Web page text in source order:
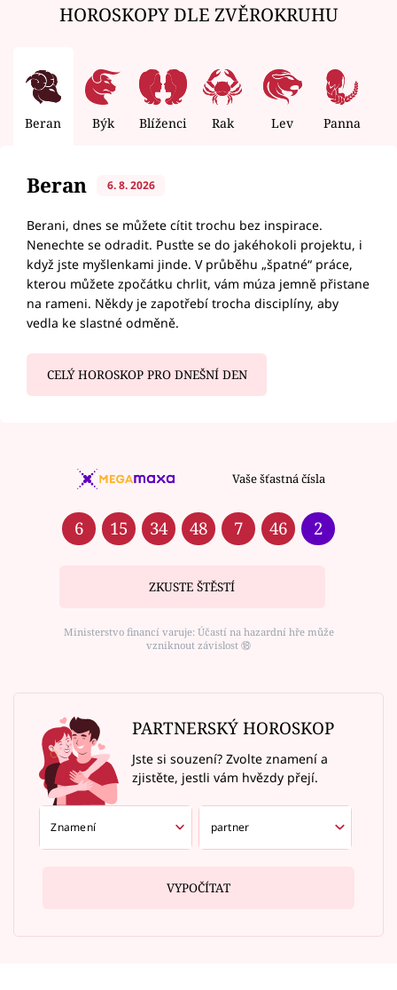
HOROSKOPY DLE ZVĚROKRUHU
Beran Býk Blíženci Rak Lev Panna
Beran 6. 8. 2026
Berani, dnes se můžete cítit trochu bez inspirace.
Nenechte se odradit. Pusťte se do jakéhokoli projektu, i
když jste myšlenkami jinde. V průběhu „špatné“ práce,
kterou můžete zpočátku chrlit, vám múza jemně přistane
na rameni. Někdy je zapotřebí trocha disciplíny, aby
vedla ke slastné odměně.
CELÝ HOROSKOP PRO DNEŠNÍ DEN
Vaše šťastná čísla
6 15 34 48 7 46 2
ZKUSTE ŠTĚSTÍ
Ministerstvo financí varuje: Účastí na hazardní hře může
vzniknout závislost ⑱
PARTNERSKÝ HOROSKOP
Jste si souzení? Zvolte znamení a
zjistěte, jestli vám hvězdy přejí.
VYPOČÍTAT